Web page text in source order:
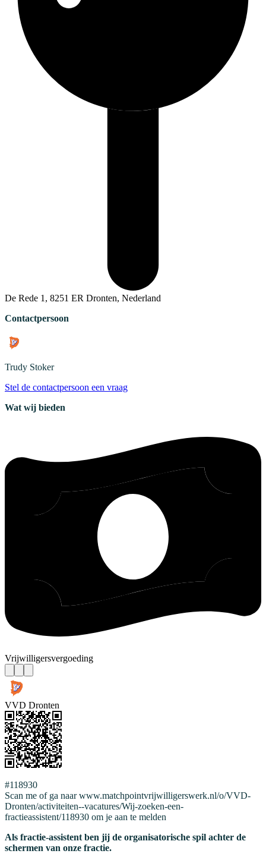
De Rede 1, 8251 ER Dronten, Nederland
Contactpersoon
Trudy Stoker
Stel de contactpersoon een vraag
Wat wij bieden
Vrijwilligersvergoeding
VVD Dronten
#118930
Scan me of ga naar www.matchpointvrijwilligerswerk.nl/o/VVD-
Dronten/activiteiten--vacatures/Wij-zoeken-een-
fractieassistent/118930 om je aan te melden
Als fractie-assistent ben jij de organisatorische spil achter de
schermen van onze fractie.